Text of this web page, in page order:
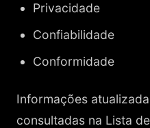
Privacidade
Confiabilidade
Conformidade
Informações
consultadas na Lista